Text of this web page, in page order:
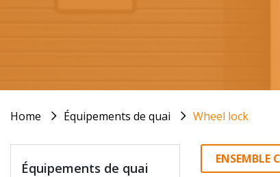
Home Équipements de quai Wheel lock
Équipements de quai
ENSEMBLE